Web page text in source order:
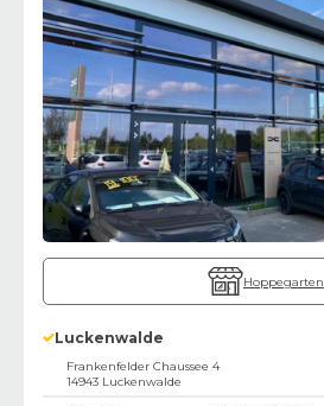
Hoppegarten
Luckenwalde
Frankenfelder Chaussee 4
14943 Luckenwalde